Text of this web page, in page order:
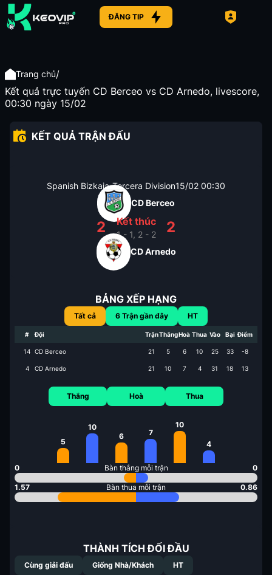
ĐĂNG TIP
Trang chủ/
Kết quả trực tuyến CD Berceo vs CD Arnedo, livescore,
00:30 ngày 15/02
KẾT QUẢ TRẬN ĐẤU
Spanish Bizkaia-Tercera Division15/02 00:30
CD Berceo
2 Kết thúc
1 - 1, 2 - 2 2
CD Arnedo
BẢNG XẾP HẠNG
Tất cả 6 Trận gần đây HT
# Đội TrậnThắngHoà Thua Vào Bại Điểm
14 CD Berceo 21 5 6 10 25 33 -8
4 CD Arnedo 21 10 7 4 31 18 13
Thắng
5
10
Hoà
6 7
Thua
10
4
0 Bàn thắng mỗi trận 0
1.57 Bàn thua mỗi trận 0.86
THÀNH TÍCH ĐỐI ĐẦU
Cùng giải đấu Giống Nhà/Khách HT